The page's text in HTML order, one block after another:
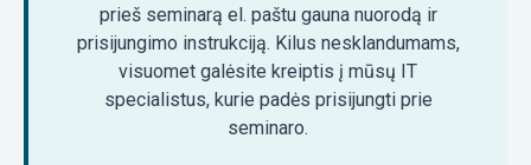
prieš seminarą el. paštu gauna nuorodą ir
prisijungimo instrukciją. Kilus nesklandumams,
visuomet galėsite kreiptis į mūsų IT
specialistus, kurie padės prisijungti prie
seminaro.